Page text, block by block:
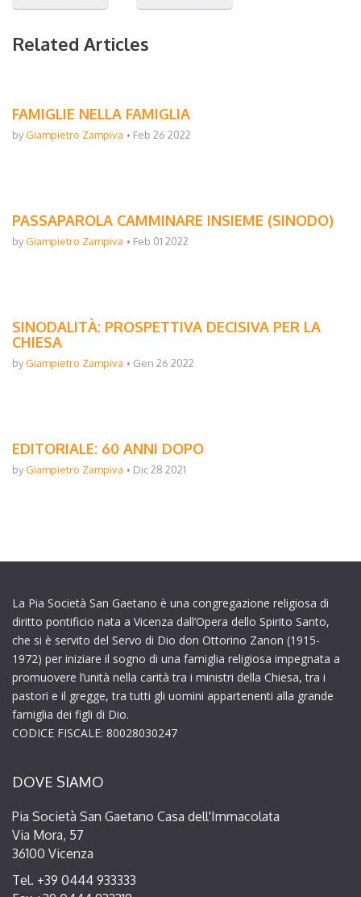
Related Articles
FAMIGLIE NELLA FAMIGLIA
byGiampietro Zampiva Feb 26 2022
PASSAPAROLA CAMMINARE INSIEME (SINODO)
byGiampietro Zampiva Feb 01 2022
SINODALITÀ: PROSPETTIVA DECISIVA PER LA
CHIESA
byGiampietro Zampiva Gen 26 2022
EDITORIALE: 60 ANNI DOPO
byGiampietro Zampiva Dic 28 2021
La Pia Società San Gaetano è una congregazione religiosa di
diritto pontificio nata a Vicenza dall’Opera dello Spirito Santo,
che si è servito del Servo di Dio don Ottorino Zanon (1915-
1972) per iniziare il sogno di una famiglia religiosa impegnata a
promuovere l’unità nella carità tra i ministri della Chiesa, tra i
pastori e il gregge, tra tutti gli uomini appartenenti alla grande
famiglia dei figli di Dio.
CODICE FISCALE: 80028030247
DOVE SIAMO
Pia Società San Gaetano Casa dell'Immacolata
Via Mora, 57
36100 Vicenza
Tel. +39 0444 933333